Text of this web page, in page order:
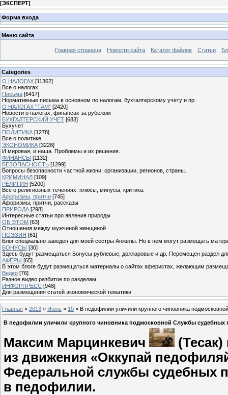
[ЭКСПЕРТ]
Форма входа
Меню сайта
Главная страница Новости сайта Каталог файлов Статьи
Categories
О НАЛОГАХ [11362]
Все о налогах.
Письма [6417]
Нормативные письма в основном по налогам, бухгалтерскому учету и пр.
О НАЛОГАХ "ТАМ" [2420]
Новости о налогах, финансах за рубежом
БУХГАЛТЕРСКИЙ УЧЕТ [683]
Бухучет
ПОЛИТИКА [1278]
Все о политике
ЭКОНОМИКА [3228]
И мировая, и наша. Проблемы и их решения.
ФИНАНСЫ [1132]
БЕЗОПАСНОСТЬ [1299]
Вопросы безопасности частной жизни, организации, регионов, страны.
КРИМИНАЛ [109]
РЕЛИГИЯ [5200]
Все о религиозных течениях, плюсы, минусы, критика.
Афоризмы, притчи [745]
Афоризмы, притчи, рассказы
ПРИРОДА [298]
Интересные статьи про явления природы
ОБ ЭТОМ [63]
Отношения между мужчиной женщиной
ПОЭЗИЯ [61]
Блог специально заведен для моей сестры Анжелы. Но в нем могут размещать
БОНУСЫ [30]
Здесь будут размещаться Бонусы рублевые, долларовые и др. Перемещен раздел
АФЕРЫ [65]
В этом блоге будут размещаться материалы о сайтах аферистах, желающим
Видео [76]
Разное видео разбитое по разделам
ИНФОРПРЕСС [948]
Для размещения статей экономической тематики
Главная » 2013 » Июнь » 10 » В педофилии уличили крупного чиновника
В педофилии уличили крупного чиновника подмосковной Службы судебных
Максим Марцинкевич
из движения «Оккупай
Федеральной службы судебных
в педофилии.